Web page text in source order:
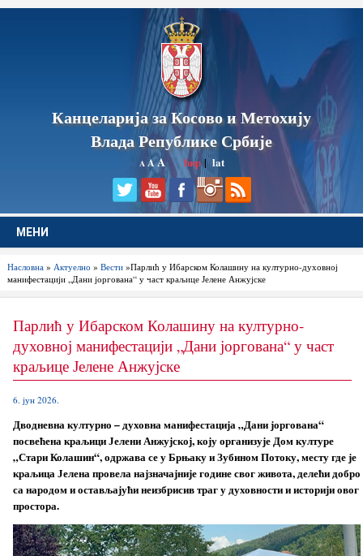
Канцеларија за Косово и Метохију
Влада Републике Србије
A AA ћир|lat
МЕНИ
Насловна» Актуелно » Вести»Парлић у Ибарском Колашину на културно-духовној
манифестацији „Дани јоргована“ у част краљице Јелене Анжујске
Парлић у Ибарском Колашину на културно-
духовној манифестацији „Дани јоргована“ у част
краљице Јелене Анжујске
6. јун 2026.
Дводневна културно – духовна манифестација „Дани јоргована“
посвећена краљици Јелени Анжујској, коју организује Дом културе
„Стари Колашин“, одржава се у Брњаку и Зубином Потоку, месту где је
краљица Јелена провела најзначајније године свог живота, делећи добро
са народом и остављајући неизбрисив траг у духовности и историји овог
простора.